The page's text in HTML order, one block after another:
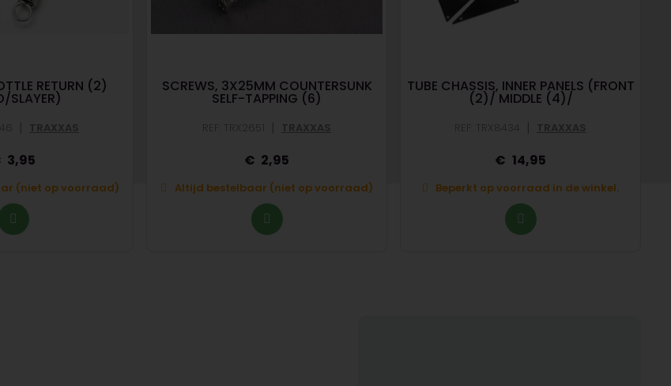
RETURN (2)
SLAYER)
| TRAXXAS
3,95
(niet op voorraad)
SCREWS, 3X25MM COUNTERSUNK
SELF-TAPPING (6)
REF: TRX2651 | TRAXXAS
2,95
Altijd bestelbaar (niet op voorraad)
TUBE CHASSIS, INNER PANELS (FRONT
(2)/ MIDDLE (4)/
REF: TRX8434 | TRAXXAS
14,95
Beperkt op voorraad in de winkel.